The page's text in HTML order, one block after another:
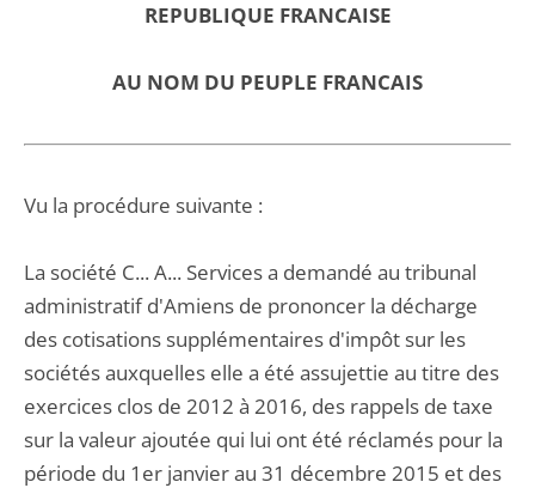
REPUBLIQUE FRANCAISE
AU NOM DU PEUPLE FRANCAIS
Vu la procédure suivante :
La société C... A... Services a demandé au tribunal
administratif d'Amiens de prononcer la décharge
des cotisations supplémentaires d'impôt sur les
sociétés auxquelles elle a été assujettie au titre des
exercices clos de 2012 à 2016, des rappels de taxe
sur la valeur ajoutée qui lui ont été réclamés pour la
période du 1er janvier au 31 décembre 2015 et des